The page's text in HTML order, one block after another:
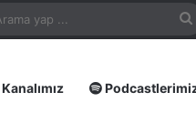
Uygulamamız